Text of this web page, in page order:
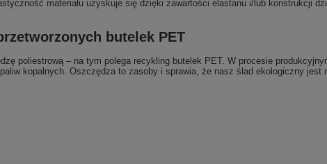
materiału uzyskuje się dzięki zawartości elastanu i/lub konstrukcji
butelek PET
poliestrową – na tym polega recykling butelek PET. W procesie
kopalnych. Oszczędza to zasoby i sprawia, że ​​nasz ślad ekologiczny jest